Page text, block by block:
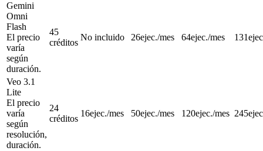
Gemini
Omni
Flash
El precio
varía
según
duración.
45
créditos
No incluido 26ejec./mes 64ejec./mes 131
Veo 3.1
Lite
El precio
varía
según
resolución,
duración.
24
créditos
16ejec./mes 50ejec./mes 120ejec./mes 245